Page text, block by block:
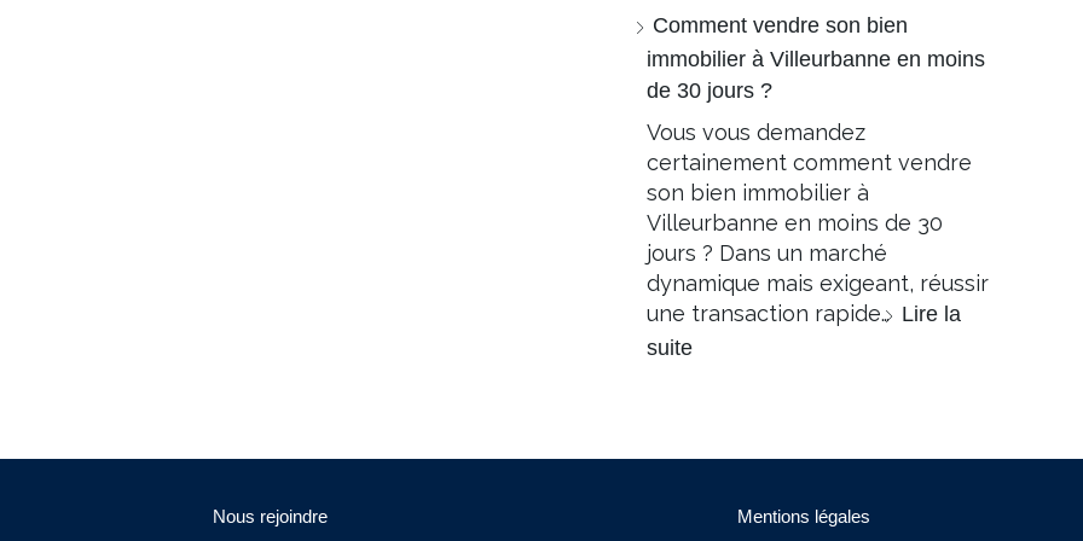
Comment vendre son bien
immobilier à Villeurbanne en moins
de 30 jours ?
Vous vous demandez
certainement comment vendre
son bien immobilier à
Villeurbanne en moins de 30
jours ? Dans un marché
dynamique mais exigeant, réussir
une transaction rapide… Lire la
suite
Nous rejoindre Mentions légales